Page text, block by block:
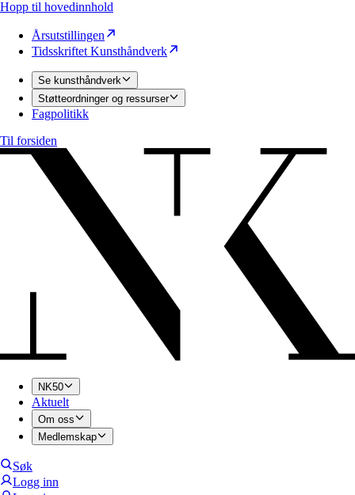
Hopp til hovedinnhold
Årsutstillingen
Tidsskriftet Kunsthåndverk
Se kunsthåndverk
Støtteordninger og ressurser
Fagpolitikk
Til forsiden
NK50
Aktuelt
Om oss
Medlemskap
Søk
Logg inn